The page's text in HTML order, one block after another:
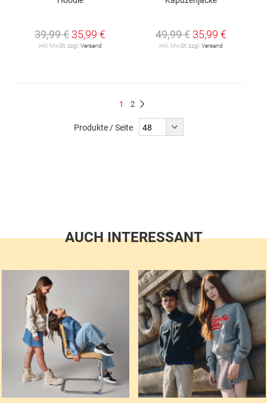
39,99 € 35,99 €
inkl. MwSt. zzgl. Versand
49,99 € 35,99 €
inkl. MwSt. zzgl. Versand
Du
gerade
1 Seite
2
Produkte / Seite
AUCH INTERESSANT